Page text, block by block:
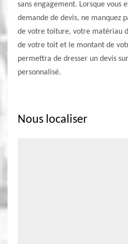
sans engagement. Lorsque vous
demande de devis, ne manquez
de votre toiture, votre matériau
de votre toit et le montant de
permettra de dresser un devis
personnalisé.
Nous localiser